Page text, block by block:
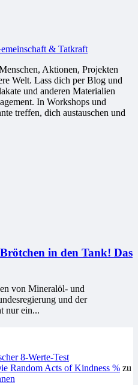
& Tatkraft
Aktionen, Projekten
Welt. Lass dich per Blog und
und anderen Materialien
In Workshops und
treffen, dich austauschen und
in den Tank! Das
von Mineralöl- und
und der
nur ein...
8-Werte-Test
Random Acts of Kindness % zu